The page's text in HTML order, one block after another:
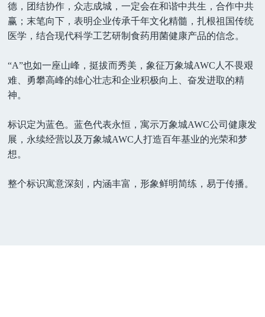
德，团结协作，众志成城，一定会在和谐中共生，合作中共
赢；末笔向下，表明企业传承千年文化精髓，扎根祖国传统
医学，结合现代科学工艺研制食药用菌健康产品的信念。
“A”也如一座山峰，挺拔而秀美，象征万象城AWC人不畏艰
难、勇攀高峰的雄心壮志和企业积极向上、奋发进取的精
神。
标识定为蓝色。蓝色代表永恒，寓示万象城AWC公司健康发
展，永续经营以及万象城AWC人打造百年基业的光荣和梦
想。
整个标识寓意深刻，内涵丰富，形象鲜明简练，易于传播。